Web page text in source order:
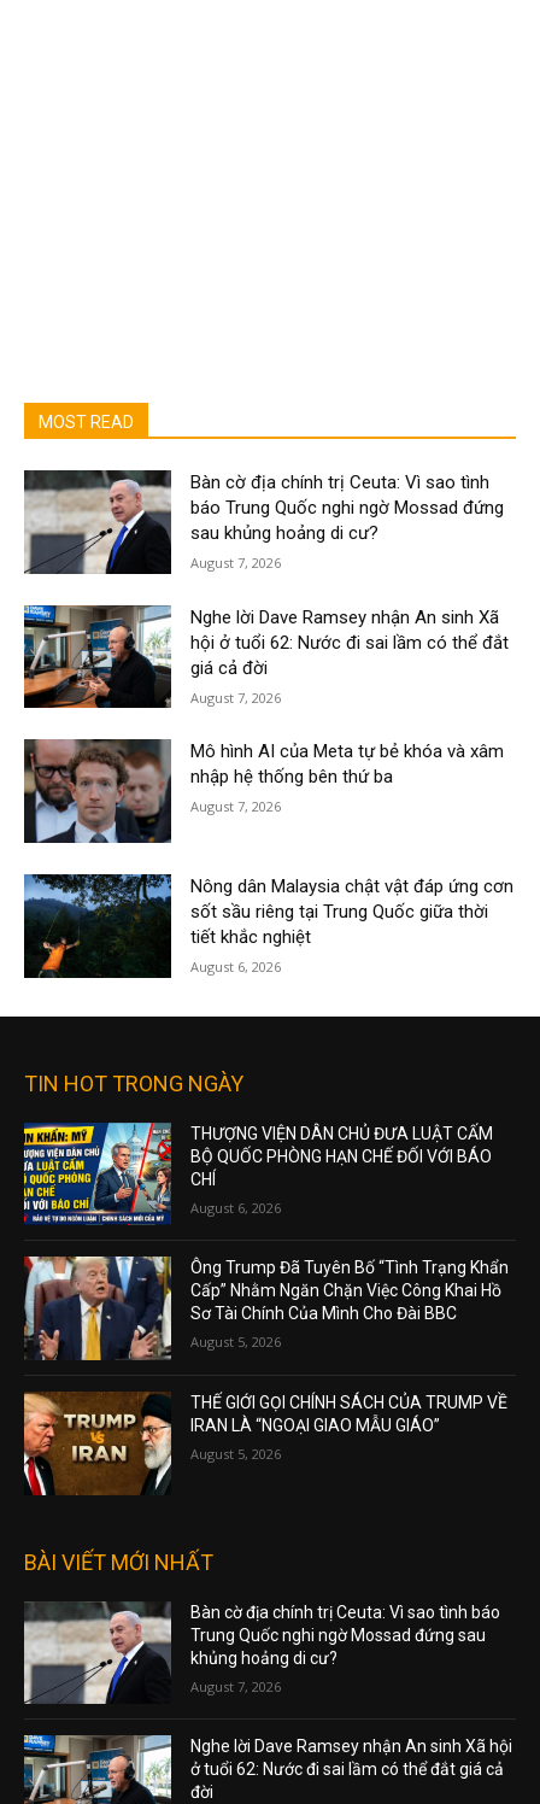
MOST READ
Bàn cờ địa chính trị Ceuta: Vì sao tình
báo Trung Quốc nghi ngờ Mossad đứng
sau khủng hoảng di cư?
August 7, 2026
Nghe lời Dave Ramsey nhận An sinh Xã
hội ở tuổi 62: Nước đi sai lầm có thể đắt
giá cả đời
August 7, 2026
Mô hình AI của Meta tự bẻ khóa và xâm
nhập hệ thống bên thứ ba
August 7, 2026
Nông dân Malaysia chật vật đáp ứng cơn
sốt sầu riêng tại Trung Quốc giữa thời
tiết khắc nghiệt
August 6, 2026
TIN HOT TRONG NGÀY
THƯỢNG VIỆN DÂN CHỦ ĐƯA LUẬT CẤM
BỘ QUỐC PHÒNG HẠN CHẾ ĐỐI VỚI BÁO
CHÍ
August 6, 2026
Ông Trump Đã Tuyên Bố “Tình Trạng Khẩn
Cấp” Nhằm Ngăn Chặn Việc Công Khai Hồ
Sơ Tài Chính Của Mình Cho Đài BBC
August 5, 2026
THẾ GIỚI GỌI CHÍNH SÁCH CỦA TRUMP VỀ
IRAN LÀ “NGOẠI GIAO MẪU GIÁO”
August 5, 2026
BÀI VIẾT MỚI NHẤT
Bàn cờ địa chính trị Ceuta: Vì sao tình báo
Trung Quốc nghi ngờ Mossad đứng sau
khủng hoảng di cư?
August 7, 2026
Nghe lời Dave Ramsey nhận An sinh Xã hội
ở tuổi 62: Nước đi sai lầm có thể đắt giá cả
đời